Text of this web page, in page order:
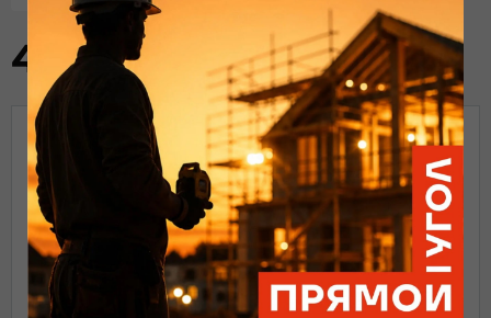
435.00 /шт
Стоимость ед. Кол-во: Итого: за 1шт
435 ₽
Добавить в корзину